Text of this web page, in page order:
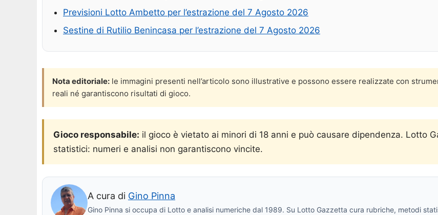
Previsioni Lotto Ambetto per l’estrazione del 7 Agosto 2026
Sestine di Rutilio Benincasa per l’estrazione del 7 Agosto 2026
Nota editoriale: le immagini presenti nell’articolo sono illustrative e possono essere realizzate con
reali né garantiscono risultati di gioco.
Gioco responsabile: il gioco è vietato ai minori di 18 anni e può causare dipendenza. Lotto
statistici: numeri e analisi non garantiscono vincite.
A cura di Gino Pinna
Gino Pinna si occupa di Lotto e analisi numeriche dal 1989. Su Lotto Gazzetta cura rubriche, metodi